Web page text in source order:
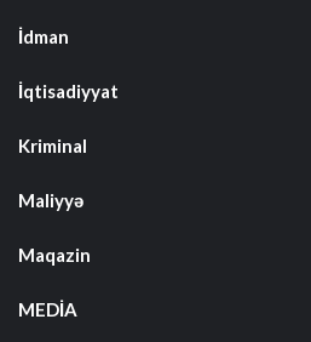
İdman
İqtisadiyyat
Kriminal
Maliyyə
Maqazin
MEDİA